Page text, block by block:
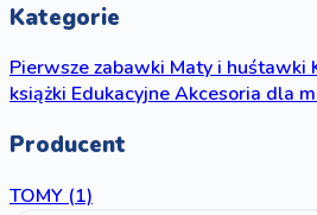
Kategorie
Pierwsze zabawkiMaty i huśtawki
książkiEdukacyjneAkcesoria dla
Producent
TOMY (1)